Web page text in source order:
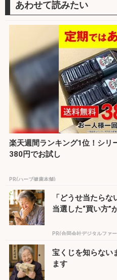
楽天週間ランキング1位！シリ
380円でお試し
PR(ハーブ健康本舗)
「どうせ当たら
当選した“買い方”
PR(合同会社デジタルファ
宝くじを知らない
ます